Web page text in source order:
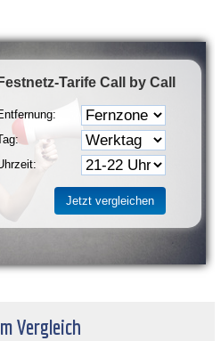
Festnetz-Tarife Call by Call
Vergleich